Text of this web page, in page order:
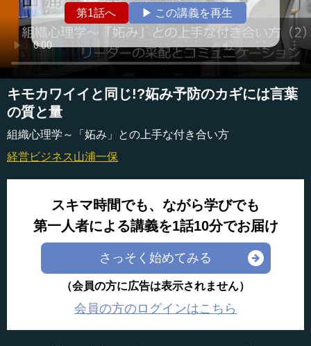
第1話へ ▶ この講義を再生
キモカワイイと同じ!?妬み予防のカギには言葉
の質と量
組織心理学～「妬み」との上手な付き合い方
経営ビジネス山浦一保
スキマ時間でも、ながら学びでも
第一人者による講義を1話10分でお届け
さっそく始めてみる
（会員の方に広告は表示されません）
会員の方のログインはこちら